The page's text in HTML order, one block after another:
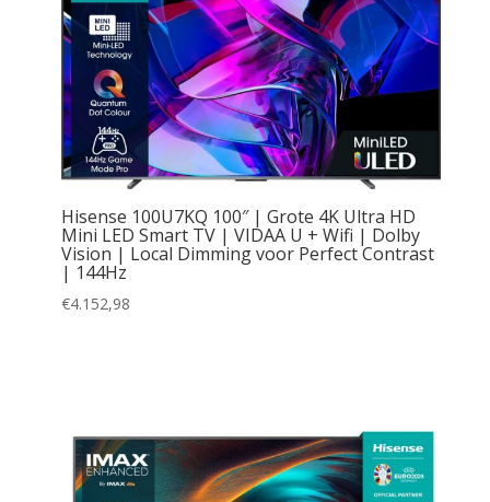
Hisense 100U7KQ 100″ | Grote 4K Ultra HD
Mini LED Smart TV | VIDAA U + Wifi | Dolby
Vision | Local Dimming voor Perfect Contrast
| 144Hz
€4.152,98